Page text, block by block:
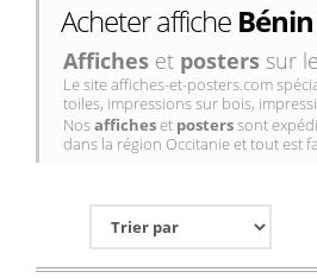
Acheter affiche
Affiches et posters sur
Le site affiches-et-posters.com
toiles, impressions sur bois,
Nosafficheset posterssont
dans la région Occitanie et tout est